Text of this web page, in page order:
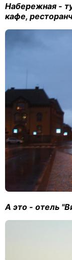
Набережная -
кафе,
А это - отель